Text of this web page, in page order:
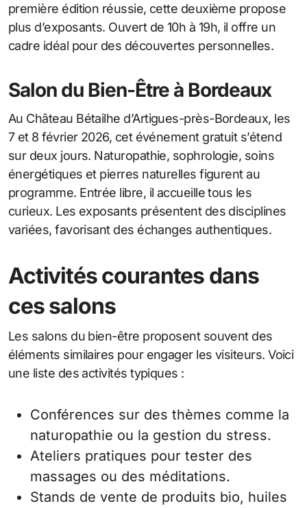
première édition réussie, cette deuxième propose
plus d’exposants. Ouvert de 10h à 19h, il offre un
cadre idéal pour des découvertes personnelles.
Salon du Bien-Être à Bordeaux
Au Château Bétailhe d’Artigues-près-Bordeaux, les
7 et 8 février 2026, cet événement gratuit s’étend
sur deux jours. Naturopathie, sophrologie, soins
énergétiques et pierres naturelles figurent au
programme. Entrée libre, il accueille tous les
curieux. Les exposants présentent des disciplines
variées, favorisant des échanges authentiques.
Activités courantes dans
ces salons
Les salons du bien-être proposent souvent des
éléments similaires pour engager les visiteurs. Voici
une liste des activités typiques :
Conférences sur des thèmes comme la
naturopathie ou la gestion du stress.
Ateliers pratiques pour tester des
massages ou des méditations.
Stands de vente de produits bio, huiles